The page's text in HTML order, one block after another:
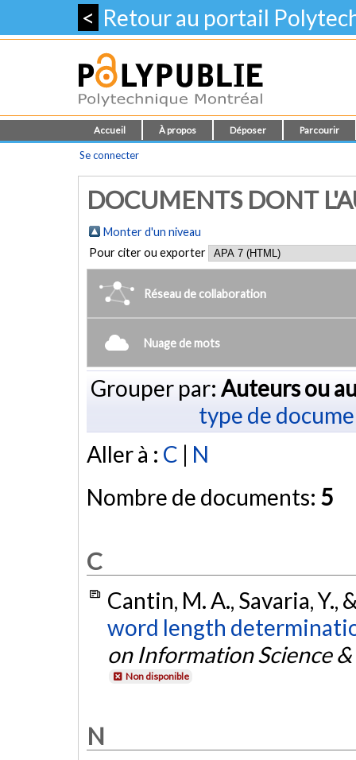
< Retour au portail
Accueil À propos Déposer Parcourir
Se connecter
DOCUMENTS DONT
Monter d'un niveau
Pour citer ou exporter
Réseau de collaboration
Nuage de mots
Grouper par: Auteurs ou
type de
Aller à : C | N
Nombre de documents: 5
C
Cantin, M. A., Savaria, Y.,
word length
on Information Science
Non disponible
N